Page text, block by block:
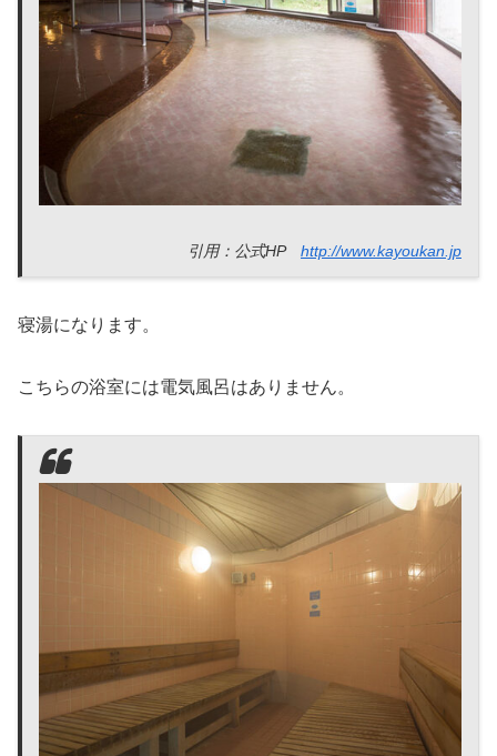
引用：公式HP http://www.kayoukan.jp
寝湯になります。
こちらの浴室には電気風呂はありません。